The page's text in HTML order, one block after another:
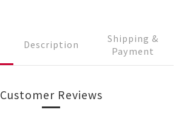
Description
Shipping &
Payment
Customer Reviews